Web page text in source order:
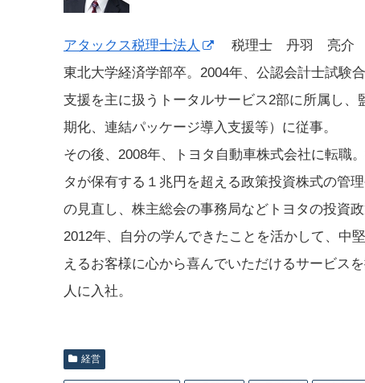
アタックス税理士法人
税理士 丹羽 亮介
東北大学経済学部卒。2004年、公認会計士試験
支援を主に扱うトータルサービス2部に所属し
期化、連結パッケージ導入支援等）に従事。
その後、2008年、トヨタ自動車株式会社に転職
タが保有する１兆円を超える政策投資株式の管
の見直し、株主総会の事務局などトヨタの投資
2012年、自分の学んできたことを活かして、中
えるお客様に心から喜んでいただけるサービス
人に入社。
経営